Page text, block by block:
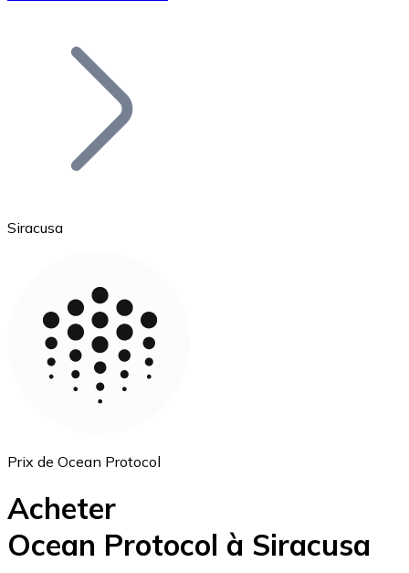
Bitcoin
Ethereum
ETH
Siracusa
Prix de Ocean Protocol
Acheter
Ocean Protocol à Siracusa